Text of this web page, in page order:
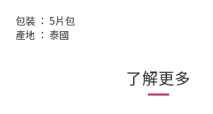
包裝 ： 5片包
產地 ： 泰國
了解更多